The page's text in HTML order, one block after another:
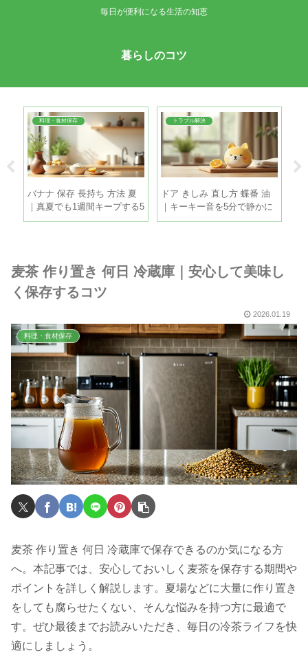
毎日が便利になる生活の知恵
暮らしのコツ
料理・食材保存
バナナ 保存 長持ち 方法 夏
｜真夏でも1週間キープする5
つのコツ
トラブル解決
ドア きしみ 直し方 蝶番 油
｜キーキー音を5分で静かに
する手順
麦茶 作り置き 何日 冷蔵庫｜安心して美味し
く保存するコツ
2026.01.19
料理・食材保存
麦茶 作り置き 何日 冷蔵庫で保存できるのか気になる方
へ。本記事では、安心しておいしく麦茶を保存する期間や
ポイントを詳しく解説します。夏場などに大量に作り置き
をしても腐らせたくない、そんな悩みを持つ方に最適で
す。ぜひ最後までお読みいただき、毎日の冷茶ライフを快
適にしましょう。